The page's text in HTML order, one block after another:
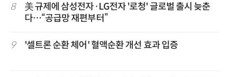
8
美 규제에 삼성전자·LG전자 '로청' 글로벌 출시 늦춘
다…“공급망 재편부터”
9 '셀트론 순환 체어' 혈액순환 개선 효과 입증